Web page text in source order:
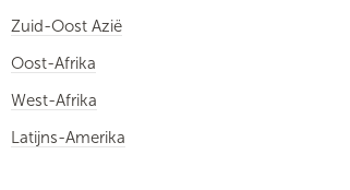
Zuid-Oost Azië
Oost-Afrika
West-Afrika
Latijns-Amerika